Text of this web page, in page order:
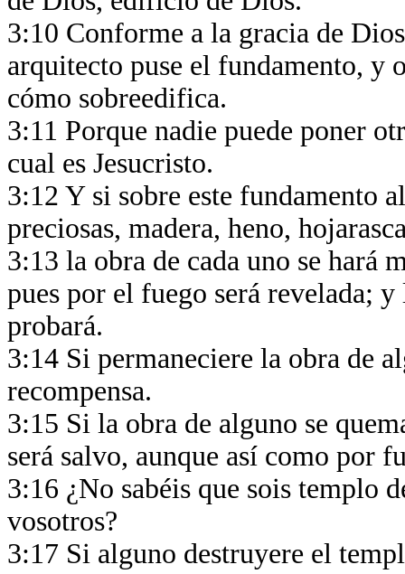
3:10 Conforme a la gracia de
arquitecto puse el fundamento, y
cómo sobreedifica.
3:11 Porque nadie puede poner
cual es Jesucristo.
3:12 Y si sobre este fundamento
preciosas, madera, heno,
3:13 la obra de cada uno se hará
pues por el fuego será revelada;
probará.
3:14 Si permaneciere la obra de
recompensa.
3:15 Si la obra de alguno se
será salvo, aunque así como por
3:16 ¿No sabéis que sois templo
vosotros?
3:17 Si alguno destruyere el